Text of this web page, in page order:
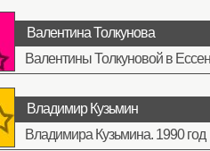
Валентина Толкунова
Валентины Толкуновой в
Владимир Кузьмин
Владимира Кузьмина. 1990 год